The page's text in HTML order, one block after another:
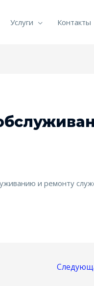
Услуги Контакты
и ремонту